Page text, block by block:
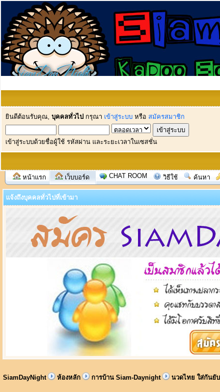
ยินดีต้อนรับคุณ, บุคคลทั่วไป กรุณา เข้าสู่ระบบ หรือ สมัครสมาชิก
เข้าสู่ระบบด้วยชื่อผู้ใช้ รหัสผ่าน และระยะเวลาในเซสชั่น
หน้าแรก เว็บบอร์ด CHAT ROOM วิธีใช้ ค้นหา
แจ้งถึงบุคคลทั่วไปที่เข้ามา
SiamDayNight ห้องหลัก การบ้าน Siam-Daynight นวดไทย ใส่กันยั